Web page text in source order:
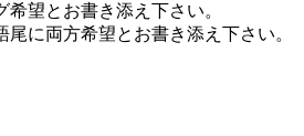
望とお書き添え下さい。
に両方希望とお書き添え下さい。